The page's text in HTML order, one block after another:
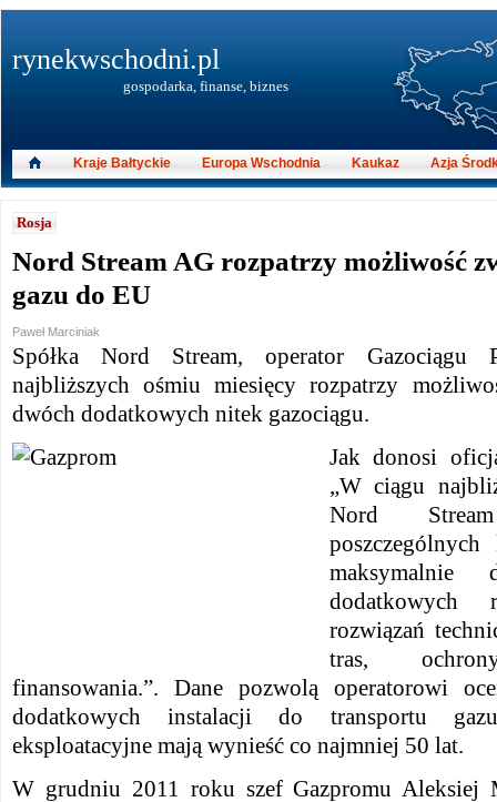
Rosja
Nord Stream AG rozpatrzy możliwość
gazu do EU
Paweł Marciniak
Spółka Nord Stream, operator Gazociągu
najbliższych ośmiu miesięcy rozpatrzy
dwóch dodatkowych nitek gazociągu.
Jak donosi
„W ciągu
Nord
maksymalnie
rozwiązań
tras,
finansowania.”. Dane pozwolą operatorowi
dodatkowych instalacji do transportu
eksploatacyjne mają wynieść co najmniej 50 lat.
W grudniu 2011 roku szef Gazpromu Aleksiej
rynekwschodni.pl
gospodarka, finanse, biznes
Kraje Bałtyckie Europa Wschodnia Kaukaz Azja